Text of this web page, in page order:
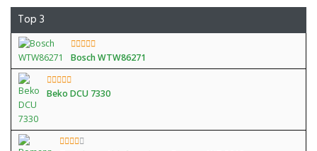
Top 3
Bosch WTW86271
Beko DCU 7330